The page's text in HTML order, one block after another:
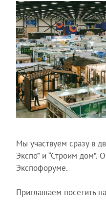
Мы участвуем сразу в
Экспо” и “Строим дом”.
Экспофоруме.
Приглашаем посетить